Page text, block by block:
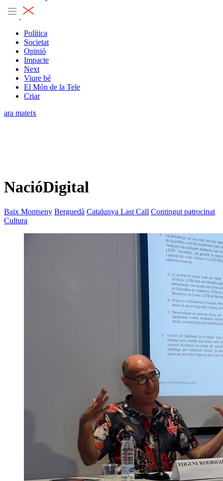
Política
Societat
Opinió
Impacte
Next
Viure bé
El Món de la Tele
Criar
ara mateix
NacióDigital
Baix Montseny Berguedà Catalunya Last Call Contingut patrocinat
Cultura